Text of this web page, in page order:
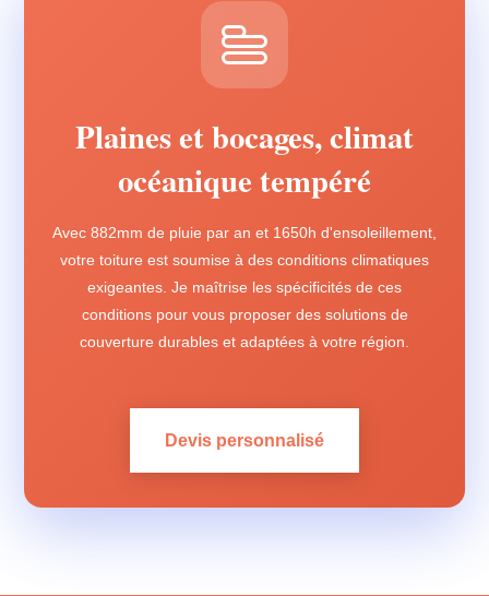
Plaines et bocages, climat
océanique tempéré
Avec 882mm de pluie par an et 1650h d'ensoleillement,
votre toiture est soumise à des conditions climatiques
exigeantes. Je maîtrise les spécificités de ces
conditions pour vous proposer des solutions de
couverture durables et adaptées à votre région.
Devis personnalisé